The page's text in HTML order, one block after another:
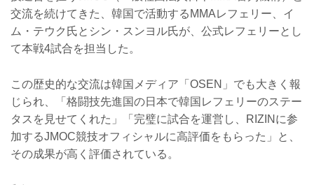
交流を続けてきた、韓国で活動するMMAレフェリー、イ
ム・テウク氏とシン・スンヨル氏が、公式レフェリーとし
て本戦4試合を担当した。
この歴史的な交流は韓国メディア「OSEN」でも大きく報
じられ、「格闘技先進国の日本で韓国レフェリーのステー
タスを見せてくれた」「完璧に試合を運営し、RIZINに参
加するJMOC競技オフィシャルに高評価をもらった」と、
その成果が高く評価されている。